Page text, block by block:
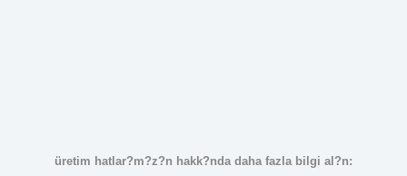
üretim hatlar?m?z?n hakk?nda daha fazla bilgi al?n: